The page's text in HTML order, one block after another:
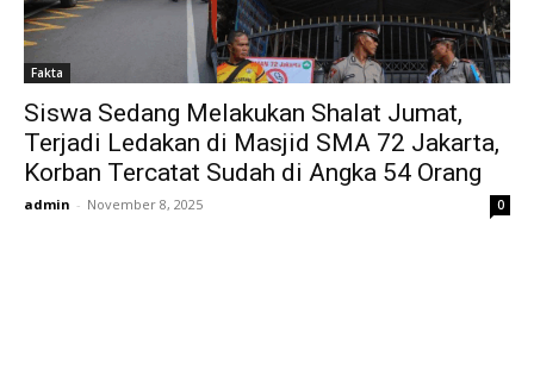
Fakta
Siswa Sedang Melakukan Shalat Jumat,
Terjadi Ledakan di Masjid SMA 72 Jakarta,
Korban Tercatat Sudah di Angka 54 Orang
admin - November 8, 2025 0